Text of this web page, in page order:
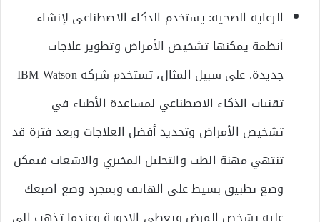
الرعاية الصحية: يستخدم الذكاء الاصطناعي لإنشاء
أنظمة يمكنها تشخيص الأمراض وتطوير علاجات
جديدة. على سبيل المثال، تستخدم شركة IBM Watson
تقنيات الذكاء الاصطناعي لمساعدة الأطباء في
تشخيص الأمراض وتحديد أفضل العلاجات وبعد فترة قد
تنتهي مهنة الطب والتحليل المخبري والاشعات فيمكن
وضع تطبيق بسيط على الهاتف وبمجرد وضع اصبعك
عليه يشخص المرض ويعطي الادوية وعندما تذهب الى